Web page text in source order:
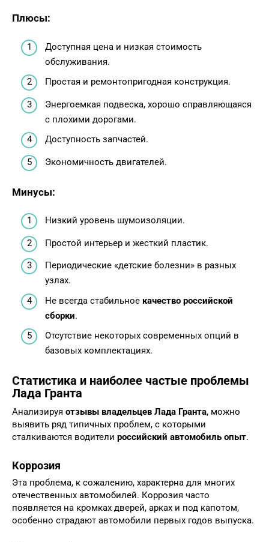
Плюсы:
Доступная цена и низкая стоимость
обслуживания.
Простая и ремонтопригодная конструкция.
Энергоемкая подвеска, хорошо справляющаяся
с плохими дорогами.
Доступность запчастей.
Экономичность двигателей.
Минусы:
Низкий уровень шумоизоляции.
Простой интерьер и жесткий пластик.
Периодические «детские болезни» в разных
узлах.
Не всегда стабильное качество российской
сборки.
Отсутствие некоторых современных опций в
базовых комплектациях.
Статистика и наиболее частые проблемы
Лада Гранта
Анализируя отзывы владельцев Лада Гранта, можно
выявить ряд типичных проблем, с которыми
сталкиваются водители российский автомобиль опыт.
Коррозия
Эта проблема, к сожалению, характерна для многих
отечественных автомобилей. Коррозия часто
появляется на кромках дверей, арках и под капотом,
особенно страдают автомобили первых годов выпуска.